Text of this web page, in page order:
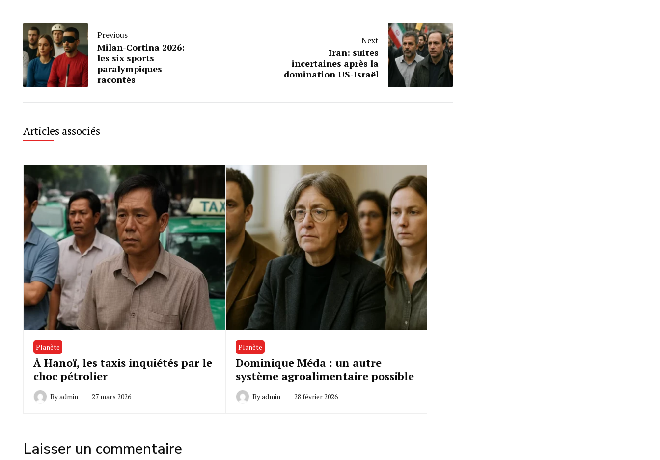
Previous
Milan-Cortina 2026:
les six sports
paralympiques
racontés
Next
Iran: suites
incertaines après la
domination US-Israël
Articles associés
Planète
À Hanoï, les taxis inquiétés par le
choc pétrolier
Byadmin 27 mars 2026
Planète
Dominique Méda : un autre
système agroalimentaire possible
Byadmin 28 février 2026
Laisser un commentaire